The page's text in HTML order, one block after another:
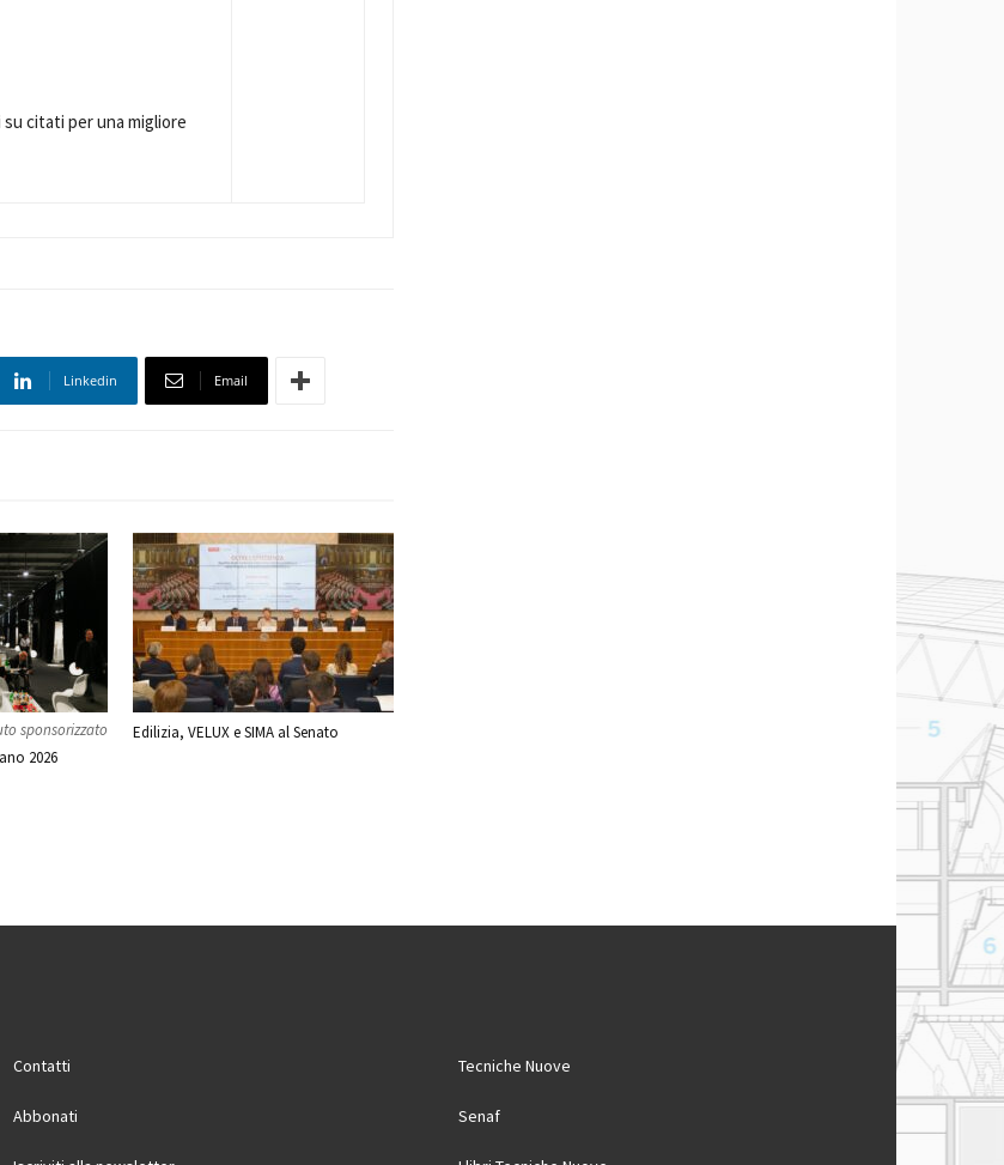
citati per una migliore
Linkedin Email
sponsorizzato
2026
Edilizia, VELUX e SIMA al Senato
Contatti
Abbonati
Tecniche Nuove
Senaf